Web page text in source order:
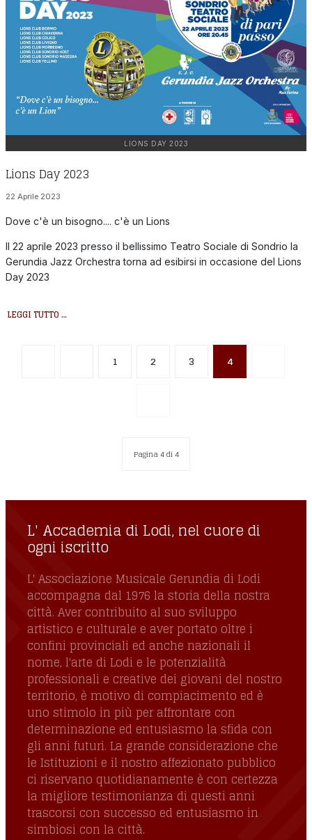
LIONS DAY 2023
Lions Day 2023
22 Aprile 2023
Dove c'è un bisogno.... c'è un Lions
Il 22 aprile 2023 presso il bellissimo Teatro Sociale di Sondrio la
Gerundia Jazz Orchestra torna ad esibirsi in occasione del Lions
Day 2023
LEGGI TUTTO …
1 2 3 4
Pagina 4 di 4
L' Accademia di Lodi, nel cuore di
ogni iscritto
L' Associazione Musicale Gerundia di Lodi
accompagna dal 1976 la storia della nostra
città. Aver contribuito al suo sviluppo
artistico e culturale e aver portato oltre i
confini provinciali ed anche nazionali il
nome, l'arte di Lodi e le potenzialità
professionali e creative dei giovani del nostro
territorio, è motivo di compiacimento ed è
uno stimolo in più per affrontare con
determinazione ed entusiasmo la sfida con
gli anni futuri. La grande considerazione che
le Istituzioni e il nostro affezionato pubblico
ci riservano quotidianamente è con certezza
la migliore testimonianza di questi anni
trascorsi con successo ed entusiasmo in
simbiosi con la città.